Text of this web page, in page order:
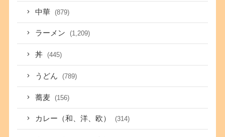
中華 (879)
ラーメン (1,209)
丼 (445)
うどん (789)
蕎麦 (156)
カレー（和、洋、欧） (314)